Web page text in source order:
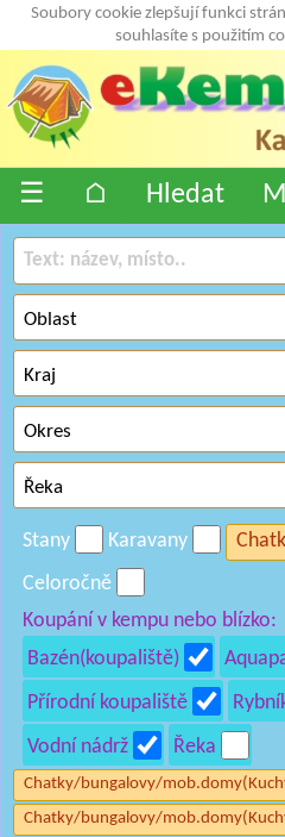
Soubory cookie zlepšují funkci
souhlasíte s použitím
☰ ⌂ Hledat
Stany Karavany
Celoročně
Koupání v kempu nebo blízko:
Bazén(koupaliště)
Přírodní koupaliště
Vodní nádrž
Řeka
Chatky/bungalovy/
Chatky/bungalovy/